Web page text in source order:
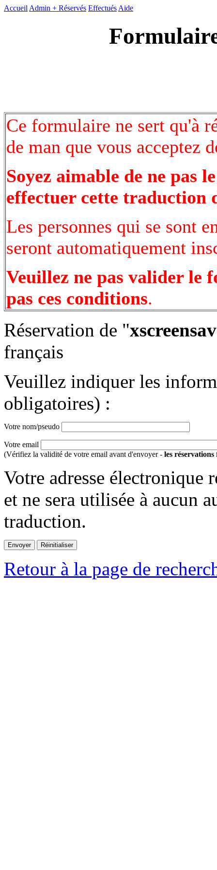
Accueil Admin + Réservés Effectués Aide
Ce formulaire ne sert qu'à
de man que vous acceptez
Soyez aimable de ne pas
effectuer cette traduction
Les personnes qui se sont
seront automatiquement
Veuillez ne pas valider le
pas ces conditions.
Réservation de "
français
Veuillez indiquer les
obligatoires) :
Votre nom/pseudo
Votre email
(Vérifiez la validité de votre email avant d'envoyer - les réservations
Votre adresse électronique
et ne sera utilisée à aucun
traduction.
Retour à la page de